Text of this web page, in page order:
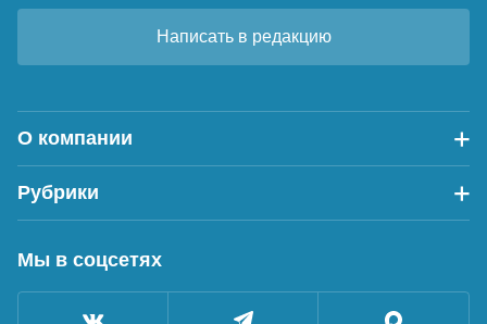
Написать в редакцию
О компании
Рубрики
Мы в соцсетях